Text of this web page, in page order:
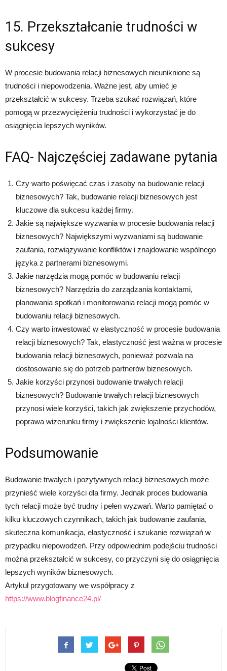
15. Przekształcanie trudności w
sukcesy
W procesie budowania relacji biznesowych nieuniknione są
trudności i niepowodzenia. Ważne jest, aby umieć je
przekształcić w sukcesy. Trzeba szukać rozwiązań, które
pomogą w przezwyciężeniu trudności i wykorzystać je do
osiągnięcia lepszych wyników.
FAQ- Najczęściej zadawane pytania
Czy warto poświęcać czas i zasoby na budowanie relacji
biznesowych? Tak, budowanie relacji biznesowych jest
kluczowe dla sukcesu każdej firmy.
Jakie są największe wyzwania w procesie budowania relacji
biznesowych? Największymi wyzwaniami są budowanie
zaufania, rozwiązywanie konfliktów i znajdowanie wspólnego
języka z partnerami biznesowymi.
Jakie narzędzia mogą pomóc w budowaniu relacji
biznesowych? Narzędzia do zarządzania kontaktami,
planowania spotkań i monitorowania relacji mogą pomóc w
budowaniu relacji biznesowych.
Czy warto inwestować w elastyczność w procesie budowania
relacji biznesowych? Tak, elastyczność jest ważna w procesie
budowania relacji biznesowych, ponieważ pozwala na
dostosowanie się do potrzeb partnerów biznesowych.
Jakie korzyści przynosi budowanie trwałych relacji
biznesowych? Budowanie trwałych relacji biznesowych
przynosi wiele korzyści, takich jak zwiększenie przychodów,
poprawa wizerunku firmy i zwiększenie lojalności klientów.
Podsumowanie
Budowanie trwałych i pozytywnych relacji biznesowych może
przynieść wiele korzyści dla firmy. Jednak proces budowania
tych relacji może być trudny i pełen wyzwań. Warto pamiętać o
kilku kluczowych czynnikach, takich jak budowanie zaufania,
skuteczna komunikacja, elastyczność i szukanie rozwiązań w
przypadku niepowodzeń. Przy odpowiednim podejściu trudności
można przekształcić w sukcesy, co przyczyni się do osiągnięcia
lepszych wyników biznesowych.
Artykuł przygotowany we współpracy z
https://www.blogfinance24.pl/